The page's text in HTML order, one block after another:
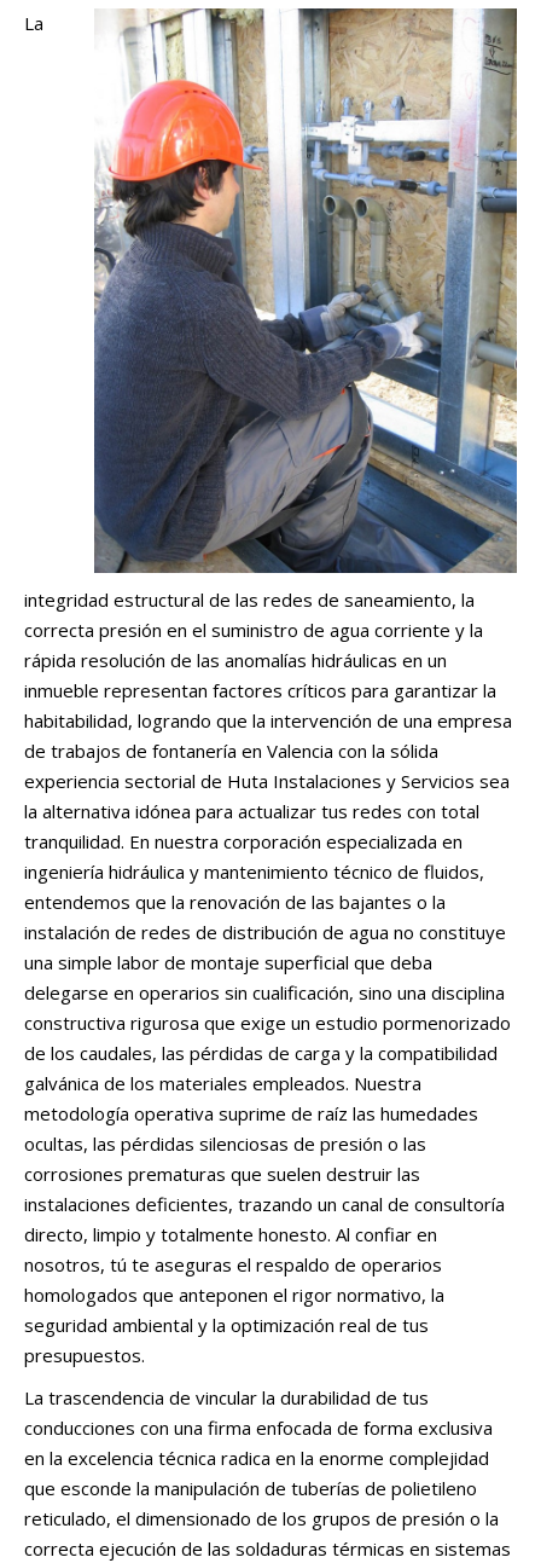
La
integridad estructural de las redes de saneamiento, la
correcta presión en el suministro de agua corriente y la
rápida resolución de las anomalías hidráulicas en un
inmueble representan factores críticos para garantizar la
habitabilidad, logrando que la intervención de una empresa
de trabajos de fontanería en Valencia con la sólida
experiencia sectorial de Huta Instalaciones y Servicios sea
la alternativa idónea para actualizar tus redes con total
tranquilidad. En nuestra corporación especializada en
ingeniería hidráulica y mantenimiento técnico de fluidos,
entendemos que la renovación de las bajantes o la
instalación de redes de distribución de agua no constituye
una simple labor de montaje superficial que deba
delegarse en operarios sin cualificación, sino una disciplina
constructiva rigurosa que exige un estudio pormenorizado
de los caudales, las pérdidas de carga y la compatibilidad
galvánica de los materiales empleados. Nuestra
metodología operativa suprime de raíz las humedades
ocultas, las pérdidas silenciosas de presión o las
corrosiones prematuras que suelen destruir las
instalaciones deficientes, trazando un canal de consultoría
directo, limpio y totalmente honesto. Al confiar en
nosotros, tú te aseguras el respaldo de operarios
homologados que anteponen el rigor normativo, la
seguridad ambiental y la optimización real de tus
presupuestos.
La trascendencia de vincular la durabilidad de tus
conducciones con una firma enfocada de forma exclusiva
en la excelencia técnica radica en la enorme complejidad
que esconde la manipulación de tuberías de polietileno
reticulado, el dimensionado de los grupos de presión o la
correcta ejecución de las soldaduras térmicas en sistemas